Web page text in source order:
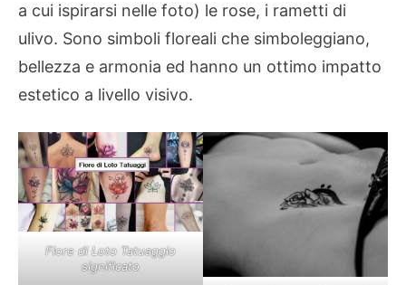
a cui ispirarsi nelle foto) le rose, i rametti di
ulivo. Sono simboli floreali che simboleggiano,
bellezza e armonia ed hanno un ottimo impatto
estetico a livello visivo.
Fiore di Loto Tatuaggio
significato